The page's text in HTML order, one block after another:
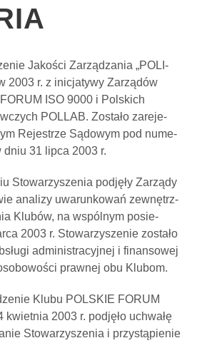
Jakości Zarządzania „POLI­
2003 r. z inicjatywy Zarządów
ISO 9000 i Polskich
POLLAB. Zostało zareje­
Rejestrze Sądowym pod nume­
31 lipca 2003 r.
Stowarzyszenia podjęły Zarządy
analizy uwarunkowań zewnętrz­
Klubów, na wspólnym posie­
2003 r. Stowarzyszenie zostało
administracyjnej i finansowej
prawnej obu Klubom.
Klubu POLSKIE FORUM
kwietnia 2003 r. podjęło uchwałę
Stowarzyszenia i przystąpienie